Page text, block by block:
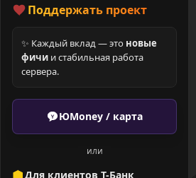
Поддержать проект
✨ Каждый вклад — это новые
фичи и стабильная работа
сервера.
ЮMoney / карта
или
Для клиентов Т-Банк